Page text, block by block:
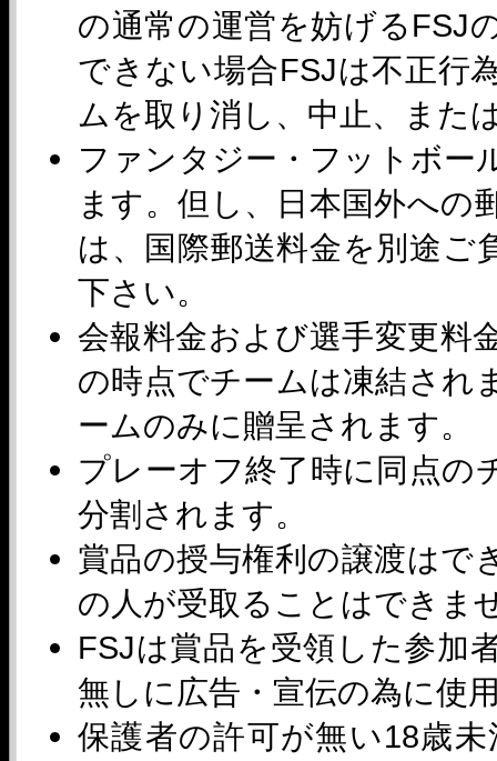
の通常の運営を妨げるFSJ
できない場合FSJは不正行
ムを取り消し、中止、また
ファンタジー・フットボー
ます。但し、日本国外への
は、国際郵送料金を別途ご
下さい。
会報料金および選手変更料
の時点でチームは凍結され
ームのみに贈呈されます。
プレーオフ終了時に同点の
分割されます。
賞品の授与権利の譲渡はで
の人が受取ることはできま
FSJは賞品を受領した参加
無しに広告・宣伝の為に使
保護者の許可が無い18歳